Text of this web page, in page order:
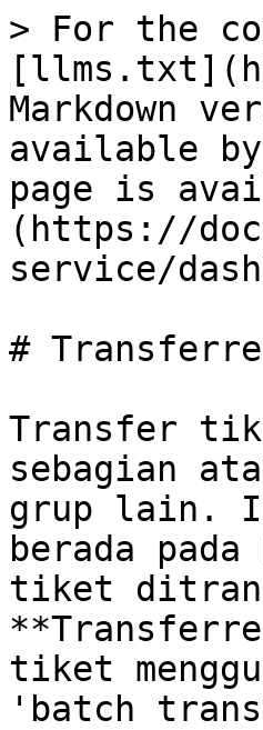
> For the
Markdown
available
page is
(https://
service/
#
Transfer
sebagian
grup lain.
berada
tiket
tiket
'batch